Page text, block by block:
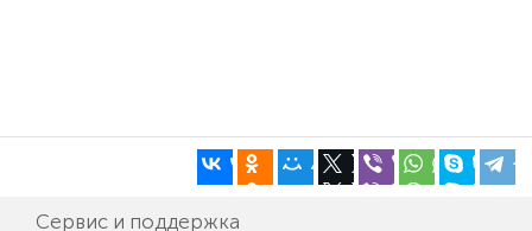
Сервис и поддержка